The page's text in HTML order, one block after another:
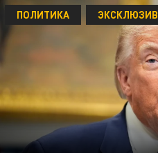
ПОЛИТИКА ЭКСКЛЮЗИВ